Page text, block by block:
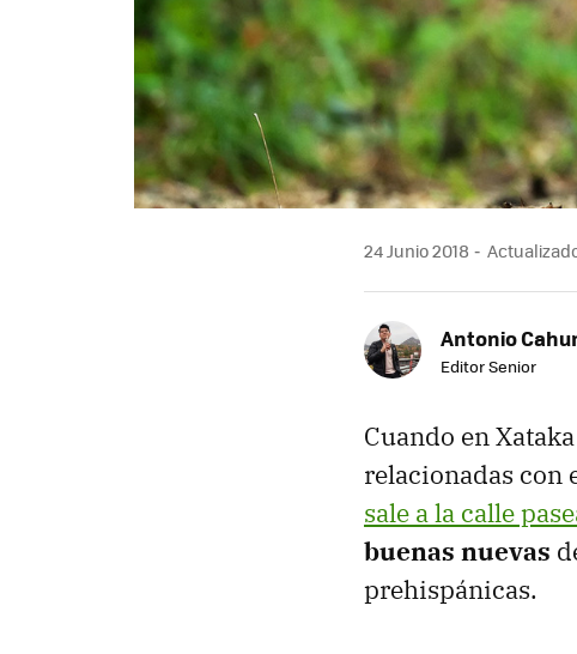
24 Junio 2018
Antonio
Editor Senior
Cuando en
relacionadas con
sale a la calle
buenas nuevas
prehispánicas.